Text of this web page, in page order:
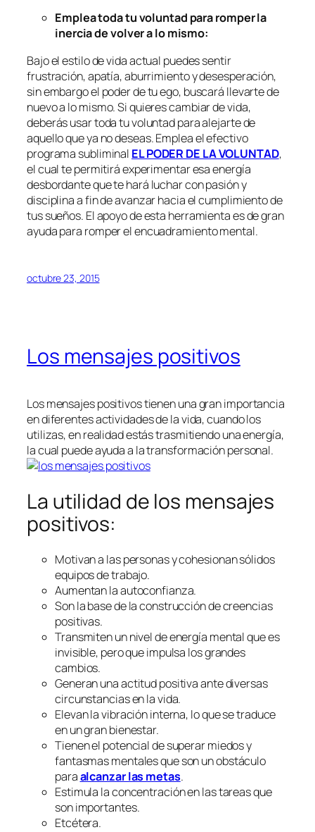
Emplea toda tu voluntad para romper la
inercia de volver a lo mismo:
Bajo el estilo de vida actual puedes sentir
frustración, apatía, aburrimiento y desesperación,
sin embargo el poder de tu ego, buscará llevarte de
nuevo a lo mismo. Si quieres cambiar de vida,
deberás usar toda tu voluntad para alejarte de
aquello que ya no deseas. Emplea el efectivo
programa subliminal EL PODER DE LA VOLUNTAD,
el cual te permitirá experimentar esa energía
desbordante que te hará luchar con pasión y
disciplina a fin de avanzar hacia el cumplimiento de
tus sueños. El apoyo de esta herramienta es de gran
ayuda para romper el encuadramiento mental.
octubre 23, 2015
Los mensajes positivos
Los mensajes positivos tienen una gran importancia
en diferentes actividades de la vida, cuando los
utilizas, en realidad estás trasmitiendo una energía,
la cual puede ayuda a la transformación personal.
La utilidad de los mensajes
positivos:
Motivan a las personas y cohesionan sólidos
equipos de trabajo.
Aumentan la autoconfianza.
Son la base de la construcción de creencias
positivas.
Transmiten un nivel de energía mental que es
invisible, pero que impulsa los grandes
cambios.
Generan una actitud positiva ante diversas
circunstancias en la vida.
Elevan la vibración interna, lo que se traduce
en un gran bienestar.
Tienen el potencial de superar miedos y
fantasmas mentales que son un obstáculo
paraalcanzar las metas.
Estimula la concentración en las tareas que
son importantes.
Etcétera.